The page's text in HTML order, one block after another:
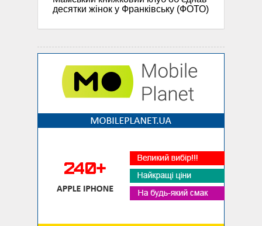
десятки жінок у Франківську (ФОТО)